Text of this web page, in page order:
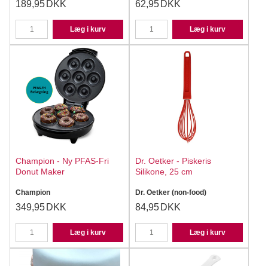
189,95 DKK
Læg i kurv
62,95 DKK
Læg i kurv
Champion - Ny PFAS-Fri
Donut Maker
Champion
349,95 DKK
Læg i kurv
Dr. Oetker - Piskeris
Silikone, 25 cm
Dr. Oetker (non-food)
84,95 DKK
Læg i kurv